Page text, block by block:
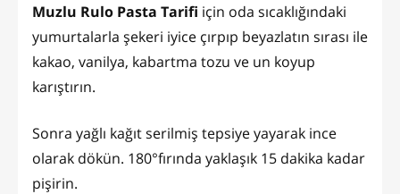
Muzlu Rulo Pasta Tarifi için oda sıcaklığındaki
yumurtalarla şekeri iyice çırpıp beyazlatın sırası ile
kakao, vanilya, kabartma tozu ve un koyup
karıştırın.
Sonra yağlı kağıt serilmiş tepsiye yayarak ince
olarak dökün. 180°fırında yaklaşık 15 dakika kadar
pişirin.